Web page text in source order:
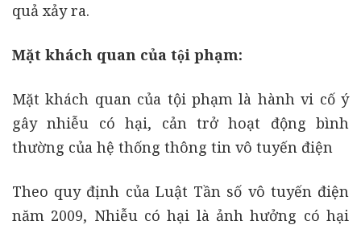
quả xảy ra.
Mặt khách quan của tội phạm:
Mặt khách quan của tội phạm là hành vi cố ý
gây nhiễu có hại, cản trở hoạt động bình
thường của hệ thống thông tin vô tuyến điện
Theo quy định của Luật Tần số vô tuyến điện
năm 2009, Nhiễu có hại là ảnh hưởng có hại